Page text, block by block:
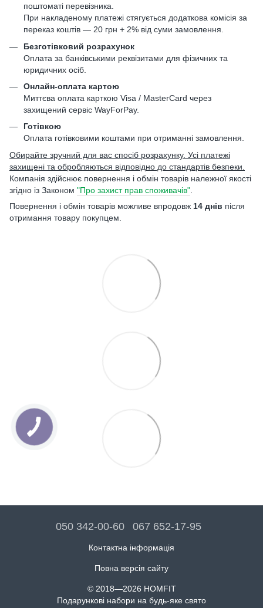
поштоматі перевізника.
При накладеному платежі стягується додаткова комісія за
переказ коштів — 20 грн + 2% від суми замовлення.
Безготівковий розрахунок
Оплата за банківськими реквізитами для фізичних та
юридичних осіб.
Онлайн-оплата картою
Миттєва оплата карткою Visa / MasterCard через
захищений сервіс WayForPay.
Готівкою
Оплата готівковими коштами при отриманні замовлення.
Обирайте зручний для вас спосіб розрахунку. Усі платежі
захищені та обробляються відповідно до стандартів безпеки.
Компанія здійснює повернення і обмін товарів належної якості
згідно із Законом "Про захист прав споживачів"
Повернення і обмін товарів можливе впродовж 14 днів після
отримання товару покупцем.
050 342-00-60 067 652-17-95
Контактна інформація
Повна версія сайту
© 2018—2026 HOMFIT
Подарункові набори на будь-яке свято